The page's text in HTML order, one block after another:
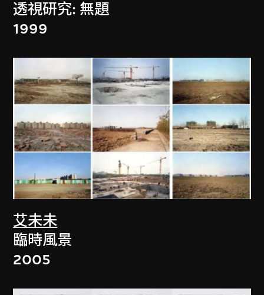
透視研究: 無題
1999
艾未未
臨時風景
2005